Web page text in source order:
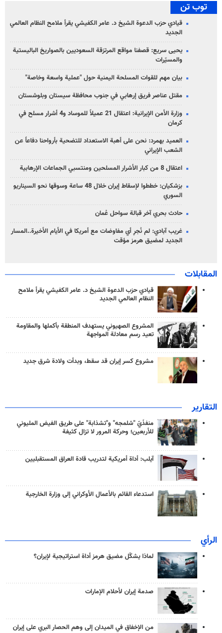
توب تن
قيادي حزب الدعوة الشيخ د. عامر الكفيشي يقرأ ملامح النظام العالمي
الجديد
يحيى سريع: قصفنا مواقع المرتزقة السعوديين بالصواريخ الباليستية
والمسيّرات
بيان مهم للقوات المسلحة اليمنية حول "عملية واسعة وخاصة"
مقتل عناصر فريق إرهابي في جنوب محافظة سيستان وبلوشستان
وزارة الأمن الإيرانية: اعتقال 21 عميلاً للموساد و4 أشرار مسلح في
كرمان
العميد بهمرد: نحن على أهبة الاستعداد للتضحية بأرواحنا دفاعاً عن
الشعب الإيراني
اعتقال 8 من كبار الأشرار المسلحين ومنتسبي الجماعات الإرهابية
بزشكيان: خططوا لإسقاط إيران خلال 48 ساعة وسوقها نحو السيناريو
السوري
حادث بحري آخر قبالة سواحل عُمان
غريب آبادي: لم نُجرِ أي مفاوضات مع أمريكا في الأيام الأخيرة..المسار
الجديد لمضيق هرمز مؤقت
المقابلات
قيادي حزب الدعوة الشيخ د. عامر الكفيشي يقرأ ملامح
النظام العالمي الجديد
المشروع الصهيوني يستهدف المنطقة بأكملها والمقاومة
تعيد رسم معادلة المواجهة
مشروع كسر إيران قد سقط، وبدأت ولادة شرق جديد
التقارير
منفذَيّ "شلمجه" و"تشذابة" على طريق الفيض المليوني
للأربعين؛ وحركة المرور لا تزال كثيفة
آيلب: أداة أمريكية لتدريب قادة العراق المستقبليين
استدعاء القائم بالأعمال الأوكراني إلى وزارة الخارجية
الرأي
لماذا يشكّل مضيق هرمز أداة استراتيجية لإيران؟
صدمة إيران لأحلام الإمارات
من الإخفاق في الميدان إلى وهم الحصار البري على إيران